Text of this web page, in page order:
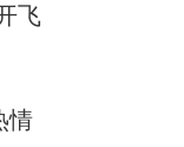
飞
情